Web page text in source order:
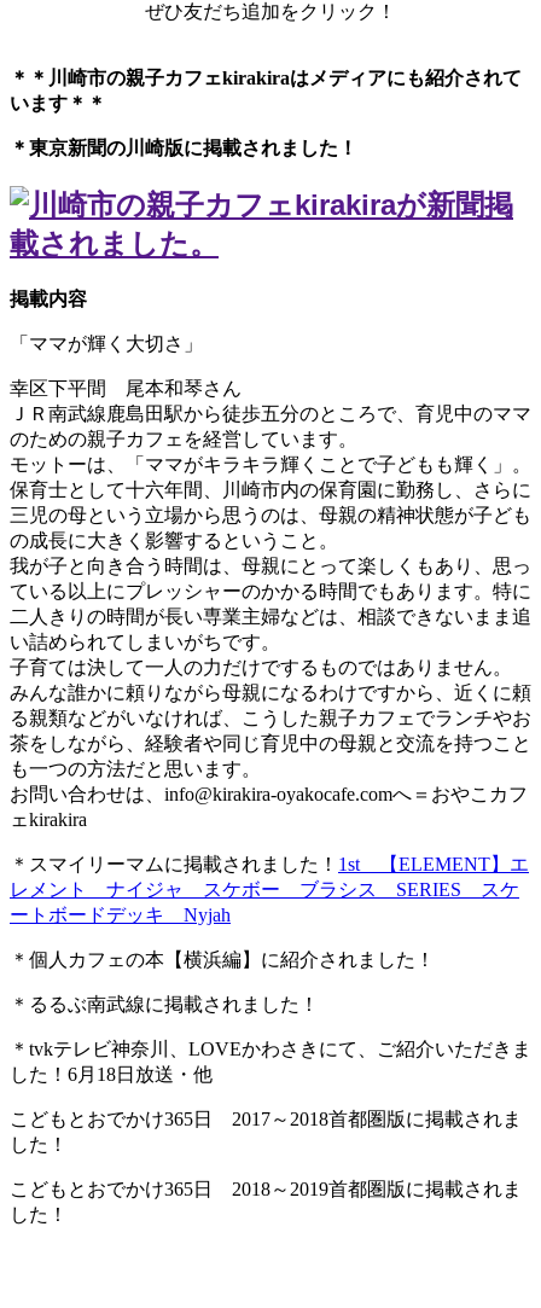
ぜひ友だち追加をクリック！
＊＊川崎市の親子カフェkirakiraは メディアにも紹介されて
います＊＊
＊東京新聞の川崎版に掲載されました！
掲載内容
「ママが輝く大切さ」
幸区下平間 尾本和琴さん
ＪＲ南武線鹿島田駅から徒歩五分のところで、育児中のママ
のための親子カフェを経営しています。
モットーは、「ママがキラキラ輝くことで子どもも輝く」。
保育士として十六年間、川崎市内の保育園に勤務し、さらに
三児の母という立場から思うのは、母親の精神状態が子ども
の成長に大きく影響するということ。
我が子と向き合う時間は、母親にとって楽しくもあり、思っ
ている以上にプレッシャーのかかる時間でもあります。特に
二人きりの時間が長い専業主婦などは、相談できないまま追
い詰められてしまいがちです。
子育ては決して一人の力だけでするものではありません。
みんな誰かに頼りながら母親になるわけですから、近くに頼
る親類などがいなければ、こうした親子カフェでランチやお
茶をしながら、経験者や同じ育児中の母親と交流を持つこと
も一つの方法だと思います。
お問い合わせは、 info@kirakira-oyakocafe.comへ＝おやこカフ
ェkirakira
＊スマイリーマムに掲載されました！ 1st 【ELEMENT】エ
レメント ナイジャ スケボー ブラシス SERIES スケ
ートボードデッキ Nyjah
＊個人カフェの本【横浜編】に紹介されました！
＊るるぶ南武線に掲載されました！
＊tvkテレビ神奈川、LOVEかわさきにて、ご紹介いただきま
した！6月18日放送・他
こどもとおでかけ365日 2017～2018首都圏版に掲載されま
した！
こどもとおでかけ365日 2018～2019首都圏版に掲載されま
した！